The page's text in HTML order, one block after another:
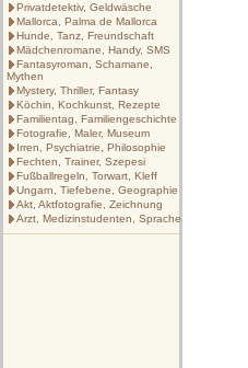
Privatdetektiv, Geldwäsche
Mallorca, Palma de Mallorca
Hunde, Tanz, Freundschaft
Mädchenromane, Handy, SMS
Fantasyroman, Schamane,
Mythen
Mystery, Thriller, Fantasy
Köchin, Kochkunst, Rezepte
Familientag, Familiengeschichte
Fotografie, Maler, Museum
Irren, Psychiatrie, Philosophie
Fechten, Trainer, Szepesi
Fußballregeln, Torwart, Kleff
Ungarn, Tiefebene, Geographie
Akt, Aktfotografie, Zeichnung
Arzt, Medizinstudenten, Sprache